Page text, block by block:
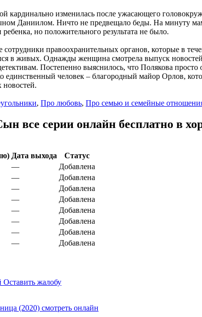
изменилась после ужасающего
Даниилом. Ничто не предвещало беды. На минуту
но положительного результата не было.
правоохранительных органов, которые в
в живых. Однажды женщина смотрела выпуск
Постепенно выяснилось, что Полякова просто
человек – благородный майор Орлов,
новостей.
, Про любовь, Про семью и семейные
все серии онлайн бесплатно в
Дата выхода
Статус
—
Добавлена
—
Добавлена
—
Добавлена
—
Добавлена
—
Добавлена
—
Добавлена
—
Добавлена
—
Добавлена
Оставить жалобу